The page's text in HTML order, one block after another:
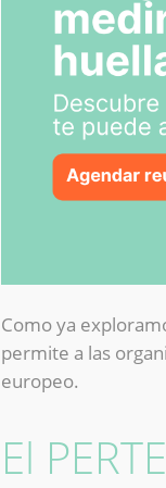
Como ya
permite a las
europeo.
El